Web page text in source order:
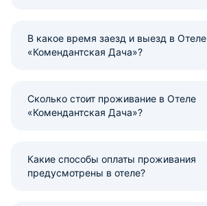
В какое время заезд и выезд в Отеле
«Комендантская Дача»?
Сколько стоит проживание в Отеле
«Комендантская Дача»?
Какие способы оплаты проживания
предусмотрены в отеле?